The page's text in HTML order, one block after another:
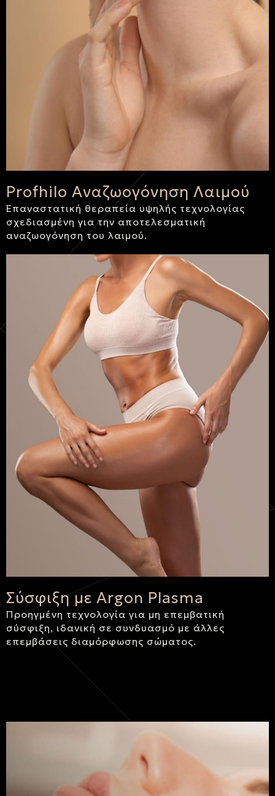
Profhilo Αναζωογόνηση Λαιμού
Επαναστατική θεραπεία υψηλής τεχνολογίας
σχεδιασμένη για την αποτελεσματική
αναζωογόνηση του λαιμού.
Σύσφιξη με Argon Plasma
Προηγμένη τεχνολογία για μη επεμβατική
σύσφιξη, ιδανική σε συνδυασμό με άλλες
επεμβάσεις διαμόρφωσης σώματος.